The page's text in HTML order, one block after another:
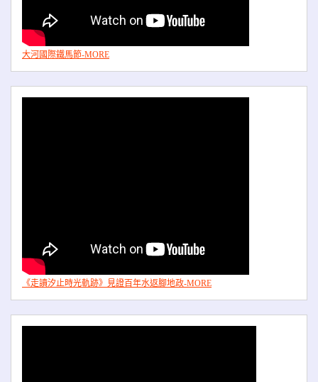
大河國際鐵馬節-MORE
《走讀汐止時光軌跡》見證百年水返腳地政-MORE